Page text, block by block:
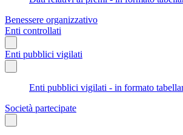
Benessere organizzativo
Enti controllati
Enti pubblici vigilati
Enti pubblici vigilati - in formato
Società partecipate